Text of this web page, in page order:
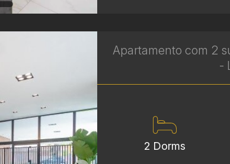
Apartamento com 2
-
2 Dorms